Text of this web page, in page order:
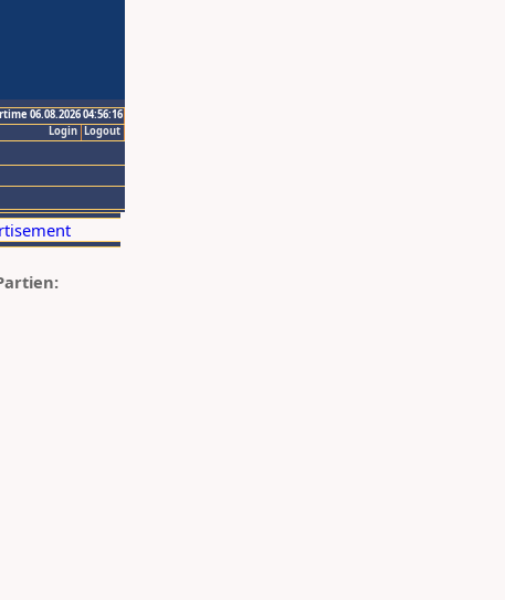
06.08.2026 04:56:16
Logout
Login